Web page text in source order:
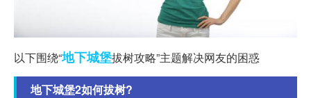
以下围绕“地下城堡拔树攻略”主题解决网友的困惑
地下城堡2如何拔树?